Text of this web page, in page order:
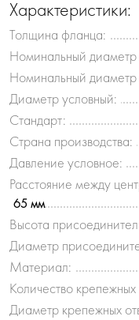
Характеристики:
Толщина фланца:
Номинальный диаметр
Номинальный
Диаметр условный:
Стандарт:
Страна производства:
Давление условное:
Расстояние между
65 мм
Высота
Диаметр
Материал:
Количество крепежных
Диаметр крепежных